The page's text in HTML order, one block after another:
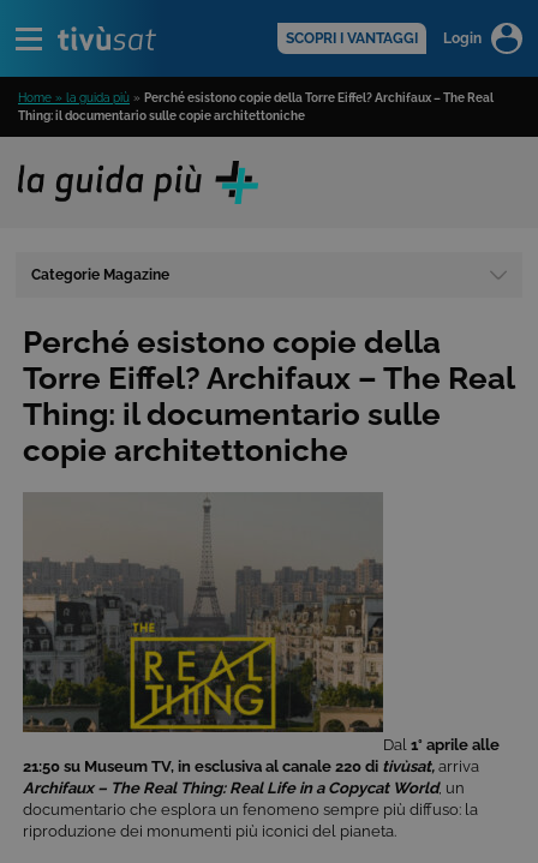
SCOPRI I VANTAGGI Login
Home » la guida più » Perché esistono copie della Torre Eiffel? Archifaux – The Real
Thing: il documentario sulle copie architettoniche
Categorie Magazine
Perché esistono copie della
Torre Eiffel? Archifaux – The Real
Thing: il documentario sulle
copie architettoniche
Dal 1° aprile alle
21:50 su Museum TV, in esclusiva al canale 220 di tivùsat, arriva
Archifaux – The Real Thing: Real Life in a Copycat World, un
documentario che esplora un fenomeno sempre più diffuso: la
riproduzione dei monumenti più iconici del pianeta.